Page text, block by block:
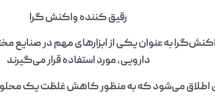
رقیق کننده واکنش گرا
به عنوان یکی از ابزارهای مهم در صنایع
دارویی، مورد استفاده قرار می‌گیرند
اطلاق می‌شود که به منظور کاهش غلظت یک